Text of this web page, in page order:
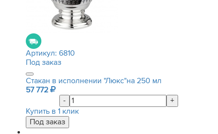
Артикул: 6810
Под заказ
Стакан в исполнении "Люкс"на 250 мл
57 772
-
+
Купить в 1 клик